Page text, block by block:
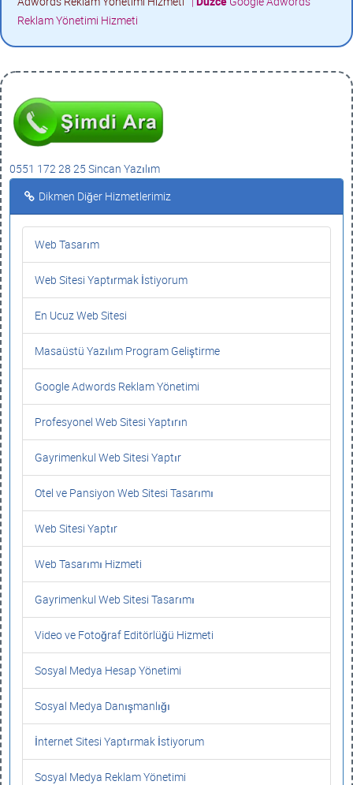
Reklam Yönetimi Hizmeti
0551 172 28 25 Sincan Yazılım
Dikmen Diğer Hizmetlerimiz
Web Tasarım
Web Sitesi Yaptırmak İstiyorum
En Ucuz Web Sitesi
Masaüstü Yazılım Program Geliştirme
Google Adwords Reklam Yönetimi
Profesyonel Web Sitesi Yaptırın
Gayrimenkul Web Sitesi Yaptır
Otel ve Pansiyon Web Sitesi Tasarımı
Web Sitesi Yaptır
Web Tasarımı Hizmeti
Gayrimenkul Web Sitesi Tasarımı
Video ve Fotoğraf Editörlüğü Hizmeti
Sosyal Medya Hesap Yönetimi
Sosyal Medya Danışmanlığı
İnternet Sitesi Yaptırmak İstiyorum
Sosyal Medya Reklam Yönetimi